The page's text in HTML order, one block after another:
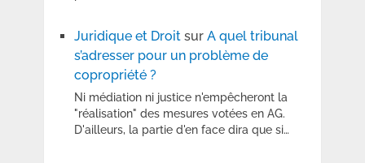
Juridique et Droitsur A quel tribunal
s’adresser pour un problème de
copropriété ?
Ni médiation ni justice n'empêcheront la
"réalisation" des mesures votées en AG.
D'ailleurs, la partie d'en face dira que si…